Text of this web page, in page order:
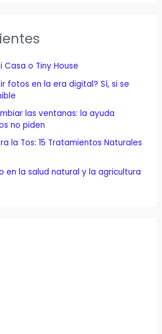
Casa o Tiny House
fotos en la era digital? Sí, si se
las ventanas: la ayuda
no piden
la Tos: 15 Tratamientos Naturales
en la salud natural y la agricultura